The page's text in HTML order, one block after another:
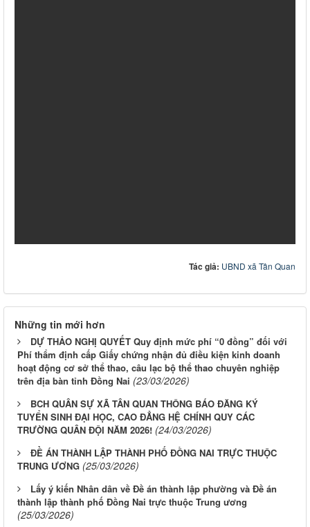
Tác giả: UBND xã Tân Quan
Những tin mới hơn
DỰ THẢO NGHỊ QUYẾT Quy định mức phí “0 đồng” đối với
Phí thẩm định cấp Giấy chứng nhận đủ điều kiện kinh doanh
hoạt động cơ sở thể thao, câu lạc bộ thể thao chuyên nghiệp
trên địa bàn tỉnh Đồng Nai (23/03/2026)
BCH QUÂN SỰ XÃ TÂN QUAN THÔNG BÁO ĐĂNG KÝ
TUYỂN SINH ĐẠI HỌC, CAO ĐẲNG HỆ CHÍNH QUY CÁC
TRƯỜNG QUÂN ĐỘI NĂM 2026! (24/03/2026)
ĐỀ ÁN THÀNH LẬP THÀNH PHỐ ĐỒNG NAI TRỰC THUỘC
TRUNG ƯƠNG (25/03/2026)
Lấy ý kiến Nhân dân về Đề án thành lập phường và Đề án
thành lập thành phố Đồng Nai trực thuộc Trung ương
(25/03/2026)